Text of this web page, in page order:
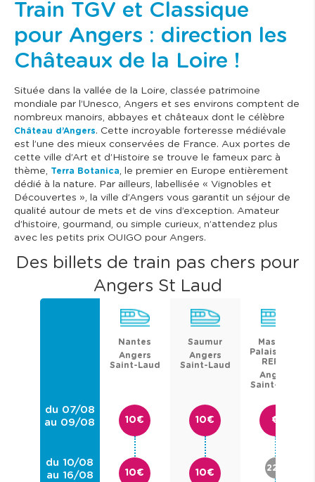
Train TGV et Classique
pour Angers : direction les
Châteaux de la Loire !
Située dans la vallée de la Loire, classée patrimoine
mondiale par l’Unesco, Angers et ses environs comptent de
nombreux manoirs, abbayes et châteaux dont le célèbre
Château d’Angers. Cette incroyable forteresse médiévale
est l’une des mieux conservées de France. Aux portes de
cette ville d’Art et d’Histoire se trouve le fameux parc à
thème, Terra Botanica, le premier en Europe entièrement
dédié à la nature. Par ailleurs, labellisée « Vignobles et
Découvertes », la ville d’Angers vous garantit un séjour de
qualité autour de mets et de vins d’exception. Amateur
d’histoire, gourmand, ou simple curieux, n’attendez plus
avec les petits prix OUIGO pour Angers.
Des billets de train pas chers pour
Angers St Laud
du 07/08
au 09/08
du 10/08
au 16/08
Nantes
Angers
Saint-Laud
10€
10€
Saumur
Angers
Saint-Laud
10€
10€
Massy -
Palaiseau -
RER C
Angers
Saint-Laud
€
22€